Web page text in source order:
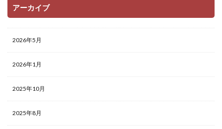
アーカイブ
2026年5月
2026年1月
2025年10月
2025年8月